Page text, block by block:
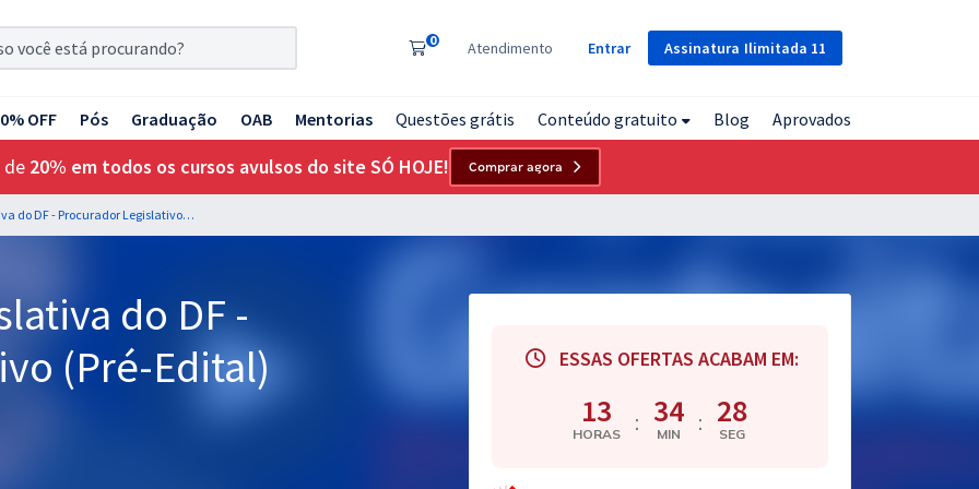
Assinatura Ilimitada 11
0 Atendimento Entrar
OFF Pós Graduação OAB Mentorias Questões grátis Conteúdo gratuito Blog Aprovados
de 20% em todos os cursos avulsos do site SÓ HOJE! Comprar agora
CLDF - Câmara Legislativa do DF - Procurador Legislativo (Pré-Edital)
do DF -
(Pré-Edital)
ESSAS OFERTAS ACABAM EM:
13
HORAS : 34
MIN : 27
SEG